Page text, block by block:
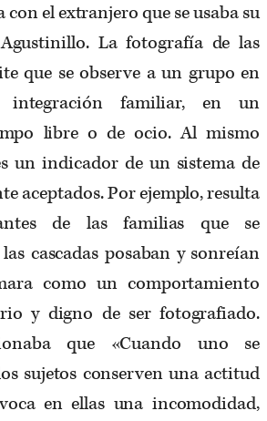
el extranjero que se usaba su
La fotografía de las
que se observe a un grupo en
integración familiar, en un
libre o de ocio. Al mismo
un indicador de un sistema de
aceptados. Por ejemplo, resulta
de las familias que se
cascadas posaban y sonreían
como un comportamiento
y digno de ser fotografiado.
que «Cuando uno se
sujetos conserven una actitud
en ellas una incomodidad,